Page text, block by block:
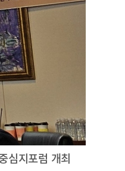
심지포럼 개최